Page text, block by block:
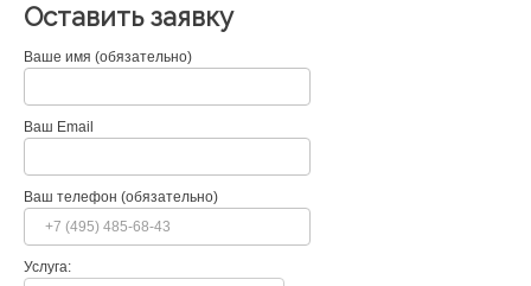
Оставить заявку
Ваше имя (обязательно)
Ваш Email
Ваш телефон (обязательно)
Услуга: